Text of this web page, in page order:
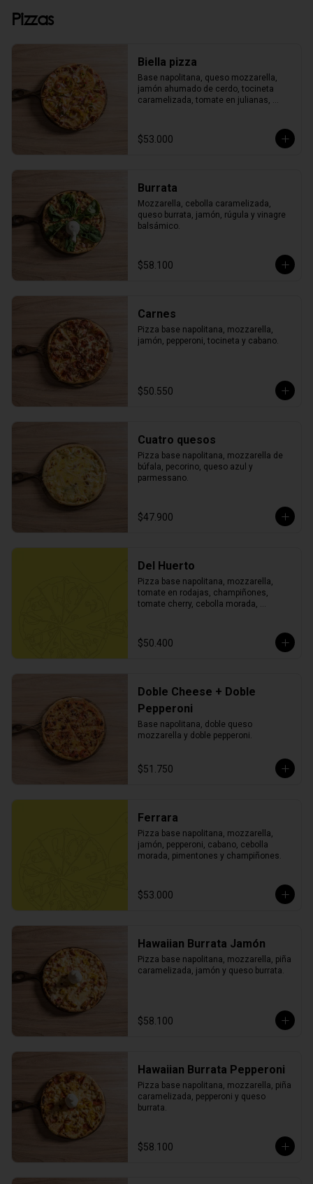
Pizzas
Biella pizza
Base napolitana, queso mozzarella,
jamón ahumado de cerdo, tocineta
caramelizada, tomate en julianas,
$53.000
Burrata
Mozzarella, cebolla caramelizada,
queso burrata, jamón, rúgula y vinagre
balsámico.
$58.100
Carnes
Pizza base napolitana, mozzarella,
jamón, pepperoni, tocineta y cabano.
$50.550
Cuatro quesos
Pizza base napolitana, mozzarella de
búfala, pecorino, queso azul y
parmessano.
$47.900
Del Huerto
Pizza base napolitana, mozzarella,
tomate en rodajas, champiñones,
tomate cherry, cebolla morada,
$50.400
Doble Cheese + Doble
Pepperoni
Base napolitana, doble queso
mozzarella y doble pepperoni.
$51.750
Ferrara
Pizza base napolitana, mozzarella,
jamón, pepperoni, cabano, cebolla
morada, pimentones y champiñones.
$53.000
Hawaiian Burrata Jamón
Pizza base napolitana, mozzarella, piña
caramelizada, jamón y queso burrata.
$58.100
Hawaiian Burrata Pepperoni
Pizza base napolitana, mozzarella, piña
caramelizada, pepperoni y queso
burrata.
$58.100